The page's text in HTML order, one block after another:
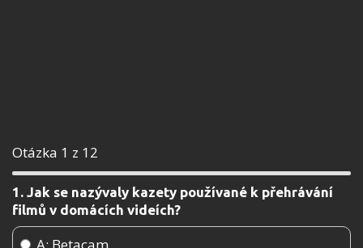
Otázka 1 z 12
1. Jak se nazývaly kazety používané k přehrávání
filmů v domácích videích?